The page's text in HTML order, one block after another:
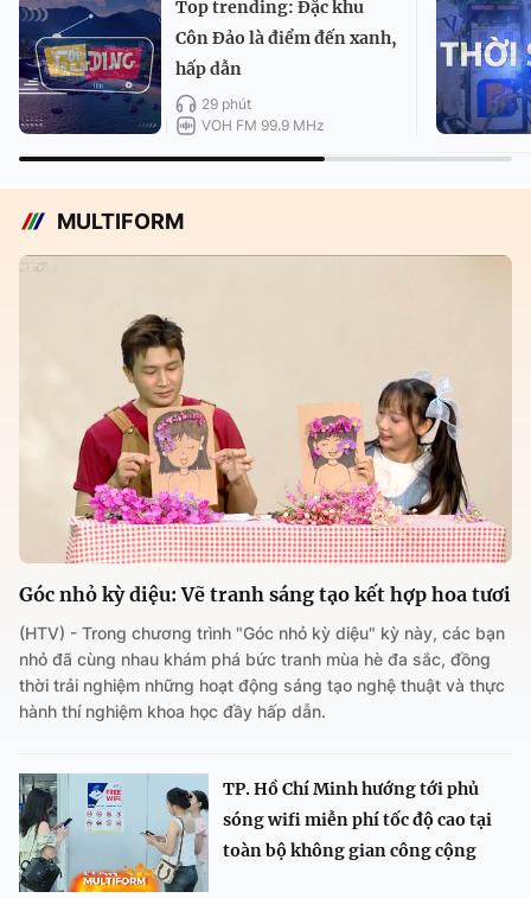
Top trending: Đặc khu
Côn Đảo là điểm đến xanh,
hấp dẫn
29 phút
VOH FM 99.9 MHz
MULTIFORM
Góc nhỏ kỳ diệu: Vẽ tranh sáng tạo kết hợp hoa tươi
(HTV) - Trong chương trình "Góc nhỏ kỳ diệu" kỳ này, các bạn
nhỏ đã cùng nhau khám phá bức tranh mùa hè đa sắc, đồng
thời trải nghiệm những hoạt động sáng tạo nghệ thuật và thực
hành thí nghiệm khoa học đầy hấp dẫn.
TP. Hồ Chí Minh hướng tới phủ
sóng wifi miễn phí tốc độ cao tại
toàn bộ không gian công cộng